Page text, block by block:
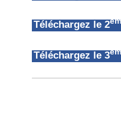
Téléchargez le 2
Téléchargez le 3